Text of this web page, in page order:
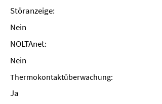
Störanzeige:
Nein
NOLTAnet:
Nein
Thermokontaktüberwachung:
Ja